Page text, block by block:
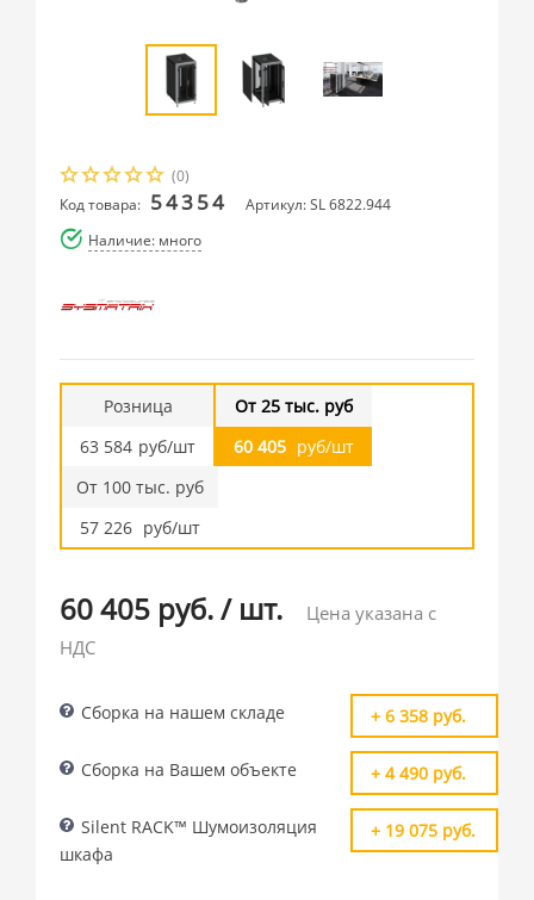
(0)
Код товара: 54354
Артикул: SL 6822.944
Наличие: много
Розница
63 584 руб/шт
От 25 тыс. руб
60 405 руб/шт
От 100 тыс. руб
57 226 руб/шт
60 405 руб./ шт.
Цена указана с
НДС
Сборка на нашем складе + 6 358 руб.
Сборка на Вашем объекте + 4 490 руб.
Silent RACK™ Шумоизоляция
шкафа
+ 19 075 руб.